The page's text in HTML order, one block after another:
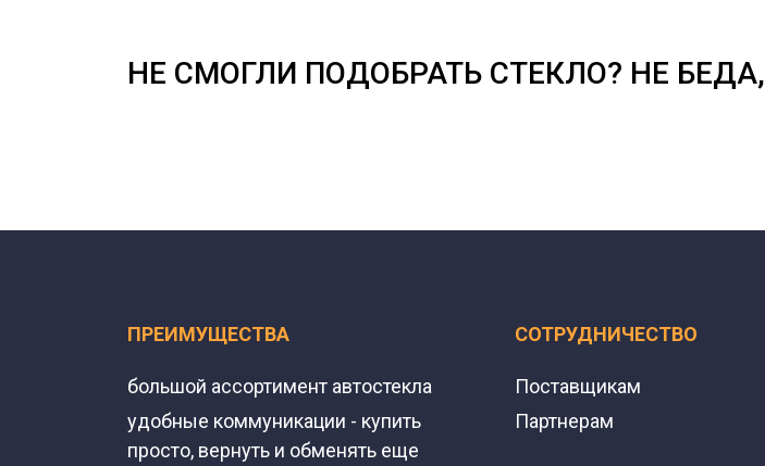
НЕ СМОГЛИ ПОДОБРАТЬ СТЕКЛО? НЕ БЕДА,
ПРЕИМУЩЕСТВА
большой ассортимент автостекла
удобные коммуникации - купить
просто, вернуть и обменять еще
СОТРУДНИЧЕСТВО
Поставщикам
Партнерам